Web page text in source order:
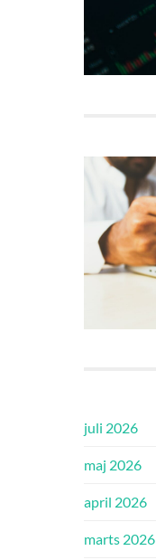
juli 2026
maj 2026
april 2026
marts 2026